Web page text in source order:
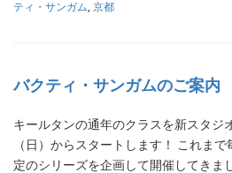
ティ・サンガム, 京都
バクティ・サンガムのご案内
キールタンの通年のクラスを新スタジ
（日）からスタートします！ これまで
定のシリーズを企画して開催してきま